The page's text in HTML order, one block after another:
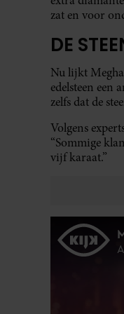
zat en voor
DE
Nu lijkt
edelsteen een
zelfs dat de
Volgens
“Sommige
vijf karaat.”